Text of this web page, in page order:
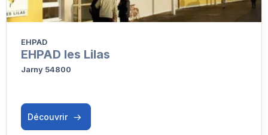
EHPAD
EHPAD les Lilas
Jarny 54800
Découvrir